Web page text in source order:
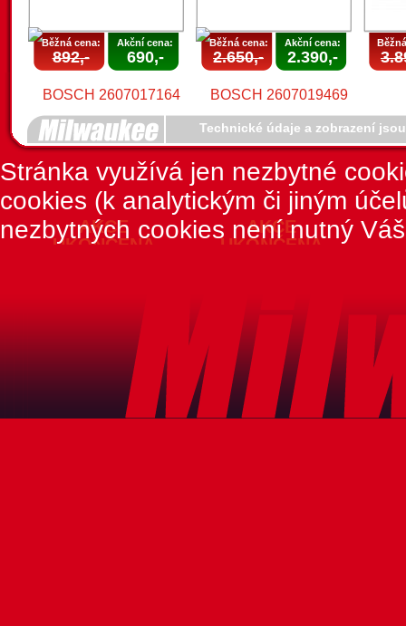
AKCE
UKONČENA
Běžná cena:
892,-
Akční cena:
690,-
AKCE
UKONČENA
Běžná cena:
2.650,-
Akční cena:
2.390,-
Technické údaje a zobrazení
Stránka využívá jen nezbytné
cookies (k analytickým či jiným
nezbytných cookies není nutný